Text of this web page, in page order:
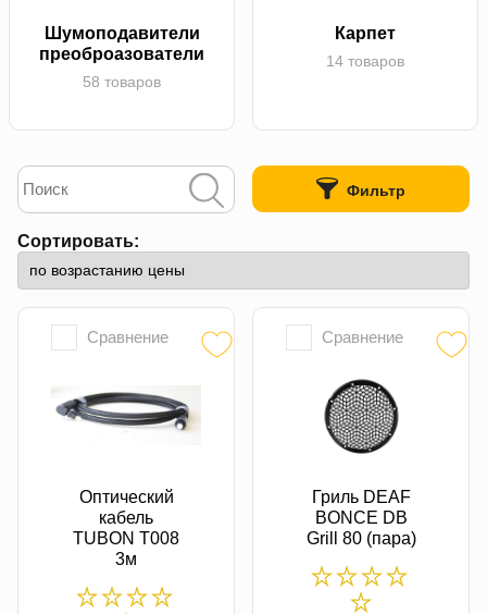
Шумоподавители
преоброазователи
58 товаров
Карпет
14 товаров
Фильтр
Сортировать:
Сравнение
Оптический
кабель
TUBON T008
3м
Сравнение
Гриль DEAF
BONCE DB
Grill 80 (пара)